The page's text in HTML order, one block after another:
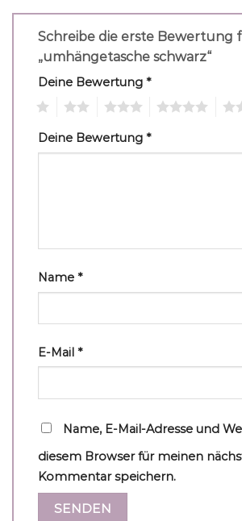
Schreibe die erste Bewertung
„umhängetasche schwarz“
Deine Bewertung *
Deine Bewertung *
Name *
E-Mail *
Name, E-Mail-Adresse und
diesem Browser für meinen
Kommentar speichern.